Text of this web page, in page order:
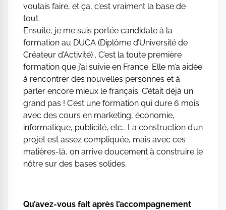
voulais faire, et ça, c’est vraiment la base de
tout.
Ensuite, je me suis portée candidate à la
formation au DUCA (Diplôme d’Université de
Créateur d’Activité) . C’est la toute première
formation que j’ai suivie en France. Elle m’a aidée
à rencontrer des nouvelles personnes et à
parler encore mieux le français. C’était déjà un
grand pas ! C’est une formation qui dure 6 mois
avec des cours en marketing, économie,
informatique, publicité, etc… La construction d’un
projet est assez compliquée, mais avec ces
matières-là, on arrive doucement à construire le
nôtre sur des bases solides.
Qu’avez-vous fait après l’accompagnement